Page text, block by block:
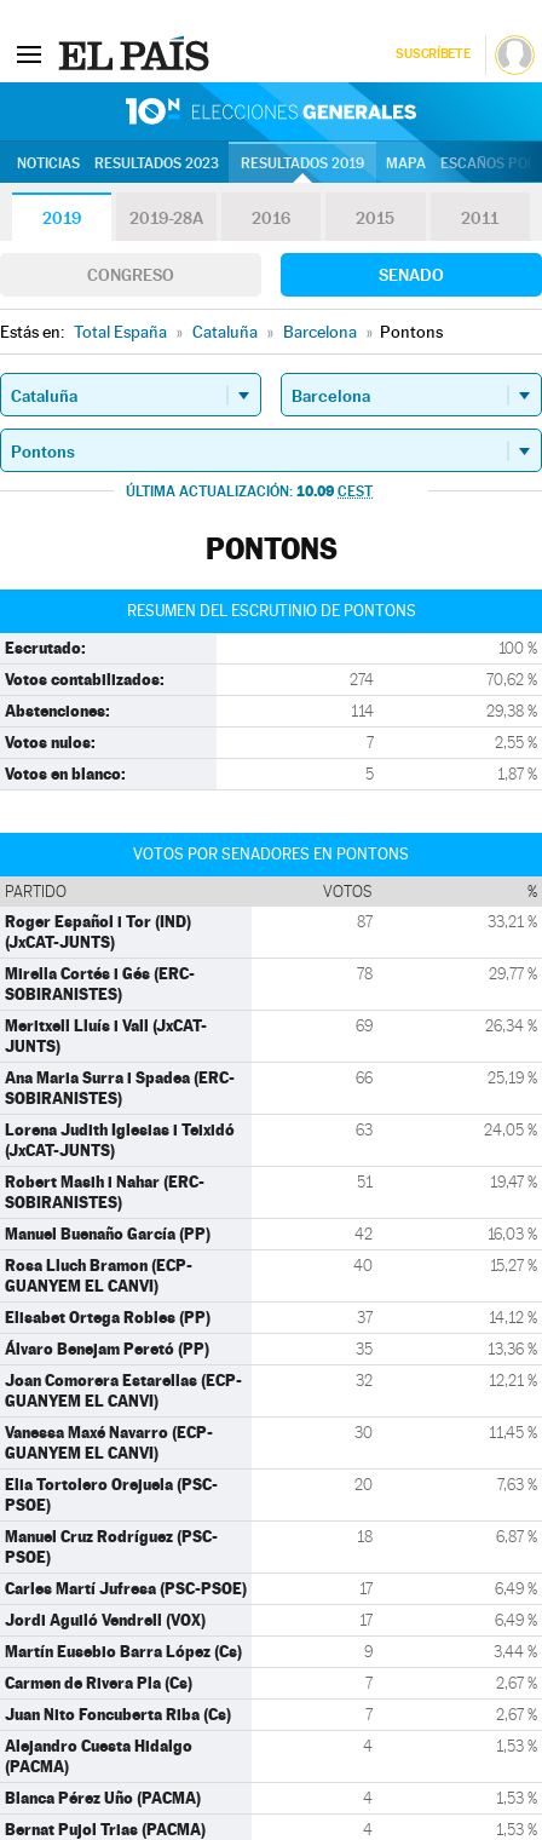
SUSCRÍBETE
NOTICIAS RESULTADOS 2023 RESULTADOS 2019 MAPA ESCAÑOS
2019 2019-28A 2016 2015 2011
CONGRESO SENADO
Estás en: Total España » Cataluña » Barcelona » Pontons
ÚLTIMA ACTUALIZACIÓN: 10.09 CEST
PONTONS
RESUMEN DEL ESCRUTINIO DE PONTONS
Escrutado: 100 %
Votos contabilizados: 274 70,62 %
Abstenciones: 114 29,38 %
Votos nulos: 7 2,55 %
Votos en blanco: 5 1,87 %
VOTOS POR SENADORES EN PONTONS
PARTIDO VOTOS %
Roger Español i Tor (IND)
(JxCAT-JUNTS)
87 33,21 %
Mirella Cortés i Gés (ERC-
SOBIRANISTES)
78 29,77 %
Meritxell Lluís i Vall (JxCAT-
JUNTS)
69 26,34 %
Ana Maria Surra i Spadea (ERC-
SOBIRANISTES)
66 25,19 %
Lorena Judith Iglesias i Teixidó
(JxCAT-JUNTS)
63 24,05 %
Robert Masih i Nahar (ERC-
SOBIRANISTES)
51 19,47 %
Manuel Buenaño García (PP) 42 16,03 %
Rosa Lluch Bramon (ECP-
GUANYEM EL CANVI)
40 15,27 %
Elisabet Ortega Robles (PP) 37 14,12 %
Álvaro Benejam Peretó (PP) 35 13,36 %
Joan Comorera Estarellas (ECP-
GUANYEM EL CANVI)
32 12,21 %
Vanessa Maxé Navarro (ECP-
GUANYEM EL CANVI)
30 11,45 %
Elia Tortolero Orejuela (PSC-
PSOE)
20 7,63 %
Manuel Cruz Rodríguez (PSC-
PSOE)
18 6,87 %
Carles Martí Jufresa (PSC-PSOE) 17 6,49 %
Jordi Aguiló Vendrell (VOX) 17 6,49 %
Martín Eusebio Barra López (Cs) 9 3,44 %
Carmen de Rivera Pla (Cs) 7 2,67 %
Juan Nito Foncuberta Riba (Cs) 7 2,67 %
Alejandro Cuesta Hidalgo
(PACMA)
4 1,53 %
Blanca Pérez Uño (PACMA) 4 1,53 %
Bernat Pujol Trias (PACMA) 4 1,53 %